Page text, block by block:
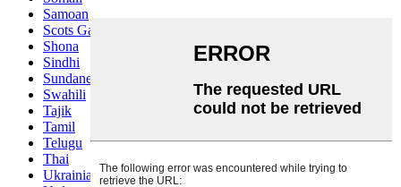
Samoan
Scots Gaelic
Shona
Sindhi
Sundanese
Swahili
Tajik
Tamil
Telugu
Thai
Ukrainian